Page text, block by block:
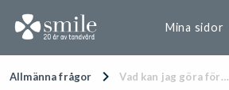
Allmänna frågor Vad kan jag göra för…
Mina sidor